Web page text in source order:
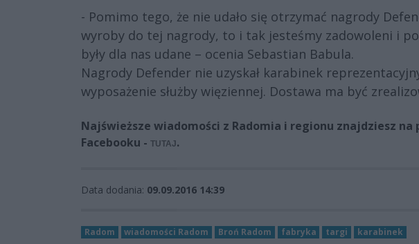
- Pomimo tego, że nie udało się otrzymać nagrody
wyroby do tej nagrody, to i tak jesteśmy zadowoleni i
były dla nas udane – ocenia Sebastian Babula.
Nagrody Defender nie uzyskał karabinek
wyposażenie służby więziennej. Dostawa ma być
Najświeższe wiadomości z Radomia i regionu znajdziesz na
Facebooku - TUTAJ.
Data dodania: 09.09.2016 14:39
Radom wiadomości Radom Broń Radom fabryka targi karabinek